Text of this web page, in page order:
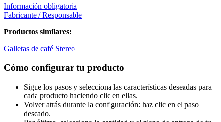
Información obligatoria
Fabricante / Responsable
Productos similares:
Galletas de café Stereo
Cómo configurar tu producto
Sigue los pasos y selecciona las características deseadas para
cada producto haciendo clic en ellas.
Volver atrás durante la configuración: haz clic en el paso
deseado.